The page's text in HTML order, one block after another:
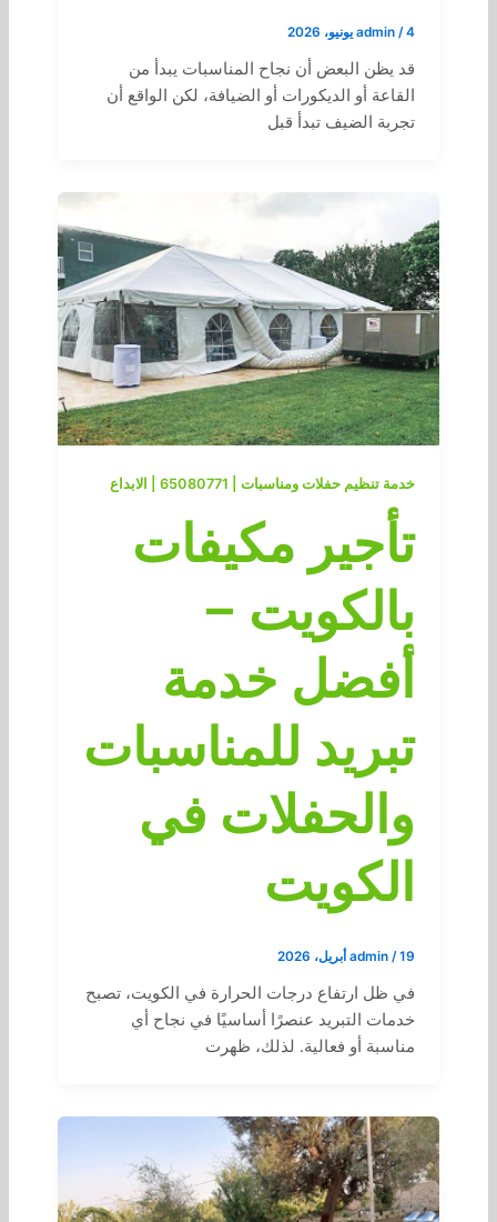
admin /4 يونيو، 2026
قد يظن البعض أن نجاح المناسبات يبدأ من
القاعة أو الديكورات أو الضيافة، لكن الواقع أن
تجربة الضيف تبدأ قبل
خدمة تنظيم حفلات ومناسبات | 65080771 | الابداع
تأجير مكيفات
بالكويت –
أفضل خدمة
تبريد للمناسبات
والحفلات في
الكويت
admin /19 أبريل، 2026
في ظل ارتفاع درجات الحرارة في الكويت، تصبح
خدمات التبريد عنصرًا أساسيًا في نجاح أي
مناسبة أو فعالية. لذلك، ظهرت